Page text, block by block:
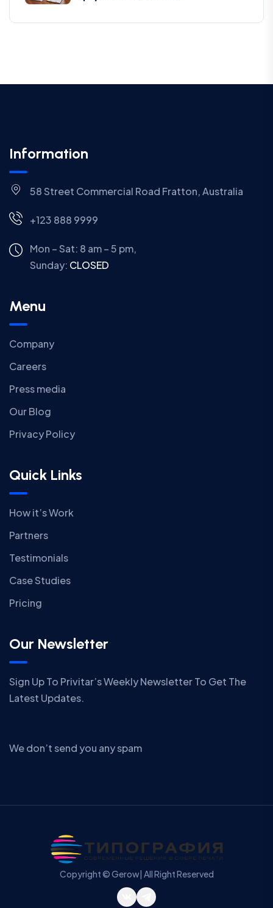
Information
58 Street Commercial Road Fratton, Australia
+123 888 9999
Mon – Sat: 8 am – 5 pm,
Sunday: CLOSED
Menu
Company
Careers
Press media
Our Blog
Privacy Policy
Quick Links
How it’s Work
Partners
Testimonials
Case Studies
Pricing
Our Newsletter
Sign Up To Privitar’s Weekly Newsletter To Get The
Latest Updates.
We don’t send you any spam
Copyright © Gerow| All Right Reserved